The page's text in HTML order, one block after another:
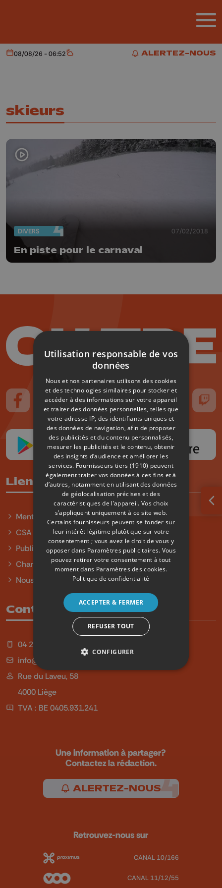
ALERTEZ-NOUS
ALERTEZ-NOUS
Aujourd'hui
08/08/26 - 06:52 Météo
skieurs
DIVERS 07/02/2018
En piste pour le carnaval
Suivez-nous sur FaceBook
Suivez-nous sur Instagram
Suivez-nous sur TikTokSuivez-nous sur YouTube
Suivez-nous
Liens utiles
Mentions légales
CSA
Publicité
Charte sur l'égalité et la diversité
Nous contacter
Contact
04 254 99 99
info@qu4tre.be
Rue du Laveu, 58
4000 Liège
TVA : BE 0405.931.241
Une information à partager?
Contactez la rédaction.
ALERTEZ-NOUS
Retrouvez-nous sur
CANAL 10/166
CANAL 11/12/55
Utilisation responsable de vos
données
Nous et nos partenaires utilisons des cookies
et des technologies similaires pour stocker et
accéder à des informations sur votre appareil
et traiter des données personnelles, telles que
votre adresse IP, des identifiants uniques et
des données de navigation, afin de proposer
des publicités et du contenu personnalisés,
mesurer les publicités et le contenu, obtenir
des insights d’audience et améliorer les
services. Fournisseurs tiers (1910) peuvent
également traiter vos données à ces fins et à
d’autres, notamment en utilisant des données
de géolocalisation précises et des
caractéristiques de l’appareil. Vos choix
s’appliquent uniquement à ce site web.
Certains fournisseurs peuvent se fonder sur
leur intérêt légitime plutôt que sur votre
consentement ; vous avez le droit de vous y
opposer dans Paramètres publicitaires. Vous
pouvez retirer votre consentement à tout
moment dans Paramètres des cookies.
Politique de confidentialité
ACCEPTER & FERMER
REFUSER TOUT
CONFIGURER